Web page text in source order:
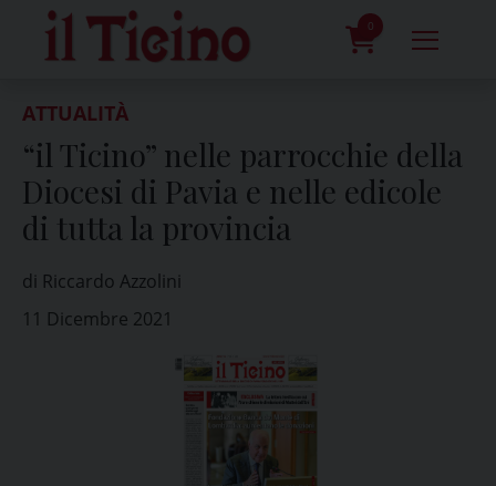
content
0
ATTUALITÀ
“il Ticino” nelle parrocchie della
Diocesi di Pavia e nelle edicole
di tutta la provincia
di Riccardo Azzolini
11 Dicembre 2021